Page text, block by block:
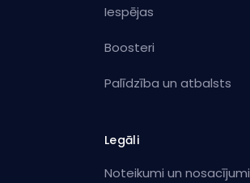
Iespējas
Boosteri
Palīdzība un atbalsts
Legāli
Noteikumi un nosacījumi